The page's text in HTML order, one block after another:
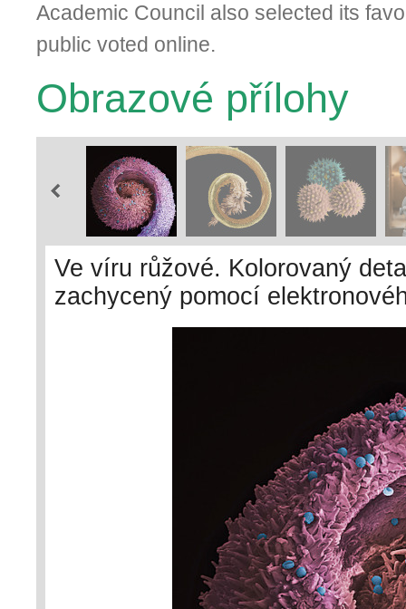
Academic Council also selected its
public voted online.
Obrazové přílohy
Ve víru růžové. Kolorovaný
zachycený pomocí
tvarem malé tornádo. Foto K.